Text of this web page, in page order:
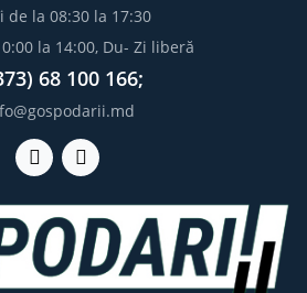
de la 08:30 la 17:30
la 14:00, Du- Zi liberă
68 100 166;